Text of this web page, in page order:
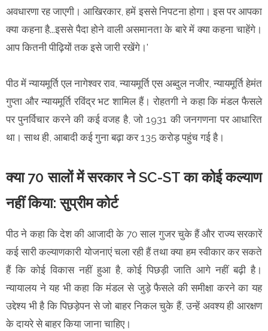
अवधारणा रह जाएगी। आखिरकार, हमें इससे निपटना होगा। इस पर आपका
क्या कहना है...इससे पैदा होने वाली असमानता के बारे में क्या कहना चाहेंगे।
आप कितनी पीढ़ियों तक इसे जारी रखेंगे।'
पीठ में न्यायमूर्ति एल नागेश्वर राव, न्यायमूर्ति एस अब्दुल नजीर, न्यायमूर्ति हेमंत
गुप्ता और न्यायमूर्ति रविंद्र भट शामिल हैं। रोहतगी ने कहा कि मंडल फैसले
पर पुनर्विचार करने की कई वजह है, जो 1931 की जनगणना पर आधारित
था। साथ ही, आबादी कई गुना बढ़ा कर 135 करोड़ पहुंच गई है।
क्या 70 सालों में सरकार ने SC-ST का कोई कल्याण
नहीं किया: सुप्रीम कोर्ट
पीठ ने कहा कि देश की आजादी के 70 साल गुजर चुके हैं और राज्य सरकारें
कई सारी कल्याणकारी योजनाएं चला रही हैं तथा क्या हम स्वीकार कर सकते
हैं कि कोई विकास नहीं हुआ है, कोई पिछड़ी जाति आगे नहीं बढ़ी है।
न्यायालय ने यह भी कहा कि मंडल से जुड़े फैसले की समीक्षा करने का यह
उद्देश्य भी है कि पिछड़ेपन से जो बाहर निकल चुके हैं, उन्हें अवश्य ही आरक्षण
के दायरे से बाहर किया जाना चाहिए।